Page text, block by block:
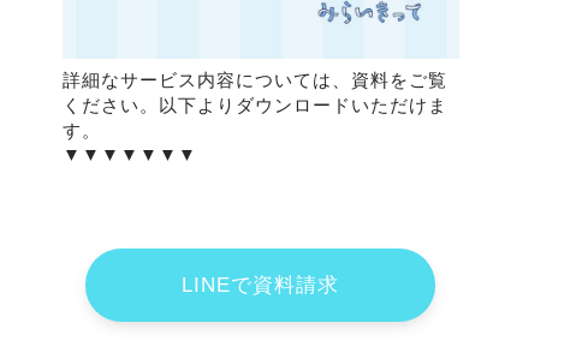
詳細なサービス内容については、資料をご覧
ください。以下よりダウンロードいただけま
す。
▼▼▼▼▼▼▼
LINEで資料請求